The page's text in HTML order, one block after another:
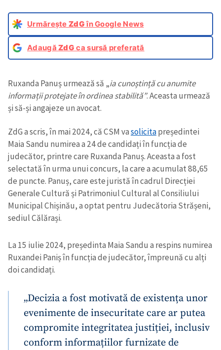
Urmărește ZdGîn Google News
AdaugăZdG ca sursă preferată
Ruxanda Panuș urmează să „ia cunoștință cu anumite
informații protejate în ordinea stabilită”. Aceasta urmează
și să-și angajeze un avocat.
ZdG a scris, în mai 2024, că CSM vasolicitapreședintei
Maia Sandu numirea a 24 de candidați în funcția de
judecător, printre care Ruxanda Panuș. Aceasta a fost
selectată în urma unui concurs, la care a acumulat 88,65
de puncte. Panuș, care este juristă în cadrul Direcției
Generale Cultură și Patrimoniul Cultural al Consiliului
Municipal Chișinău, a optat pentru Judecătoria Strășeni,
sediul Călărași.
La 15 iulie 2024, președinta Maia Sandu a respins numirea
Ruxandei Paniș în funcția de judecător, împreună cu alți
doi candidați.
„Decizia a fost motivată de existența unor
evenimente de insecuritate care ar putea
compromite integritatea justiției, inclusiv
conform informațiilor furnizate de